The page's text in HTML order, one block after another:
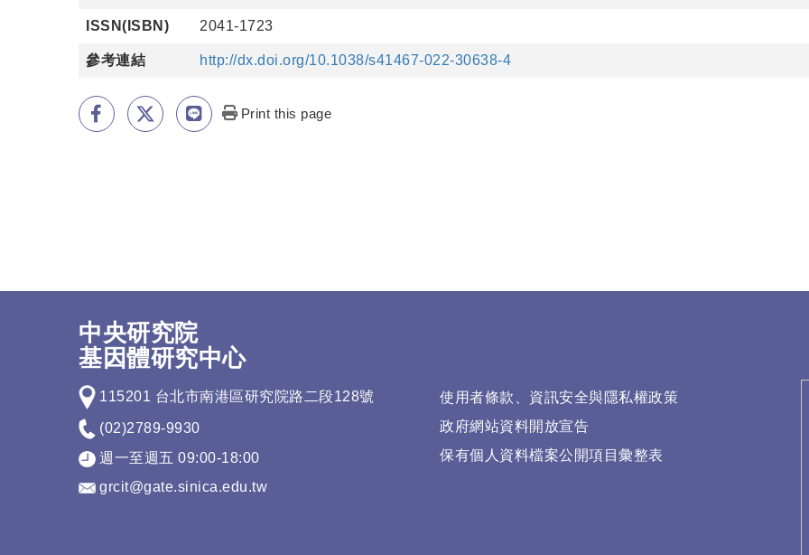
ISSN(ISBN) 2041-1723
參考連結 http://dx.doi.org/10.1038/s41467-022-30638-4
Print this page
中央研究院
基因體研究中心
115201 台北市南港區研究院路二段128號
(02)2789-9930
週一至週五 09:00-18:00
grcit@gate.sinica.edu.tw
使用者條款、資訊安全與隱私權政策
政府網站資料開放宣告
保有個人資料檔案公開項目彙整表